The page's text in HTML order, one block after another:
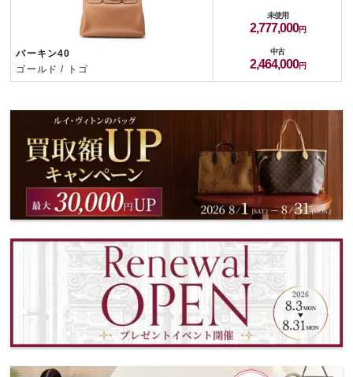
バーキン40
ゴールド / トゴ
未使用
2,777,000
中古
2,464,000